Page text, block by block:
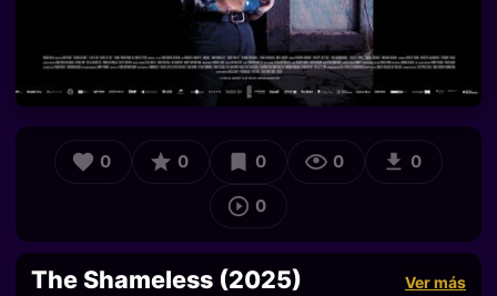
0 0 0 0 0
0
The Shameless (2025)
Ver más